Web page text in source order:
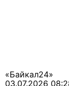
«Байкал24»
03.07.2026